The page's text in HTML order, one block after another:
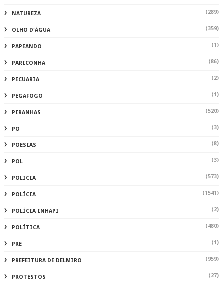
NATUREZA (289)
OLHO D'ÁGUA (359)
PAPEANDO (1)
PARICONHA (86)
PECUARIA (2)
PEGAFOGO (1)
PIRANHAS (520)
PO (3)
POESIAS (8)
POL (3)
POLICIA (573)
POLÍCIA (1541)
POLÍCIA INHAPI (2)
POLÍTICA (480)
PRE (1)
PREFEITURA DE DELMIRO (959)
PROTESTOS (27)